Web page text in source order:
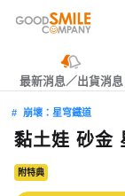
最新消息／出貨消息
崩壞：星穹鐵道
黏土娃 砂金
附特典